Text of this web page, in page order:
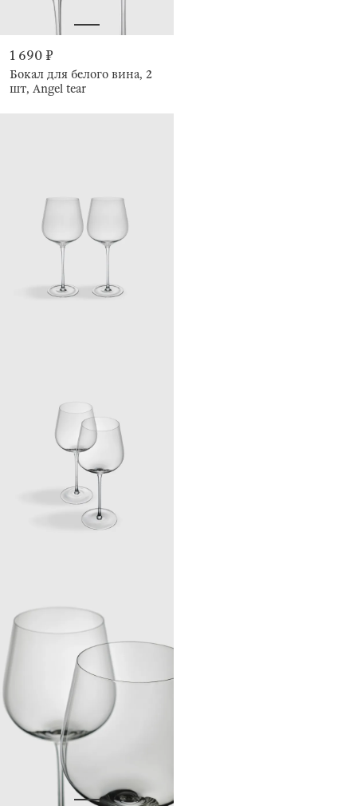
1 690 ₽
Бокал для белого вина, 2
шт, Angel tear